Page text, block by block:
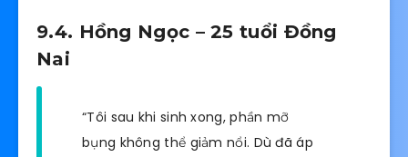
9.4. Hồng Ngọc – 25 tuổi Đồng
Nai
“Tôi sau khi sinh xong, phần mỡ
bụng không thể giảm nổi. Dù đã áp